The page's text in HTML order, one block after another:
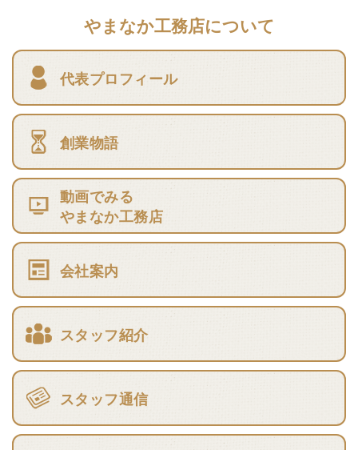
やまなか工務店について
代表プロフィール
創業物語
動画でみる
やまなか工務店
会社案内
スタッフ紹介
スタッフ通信